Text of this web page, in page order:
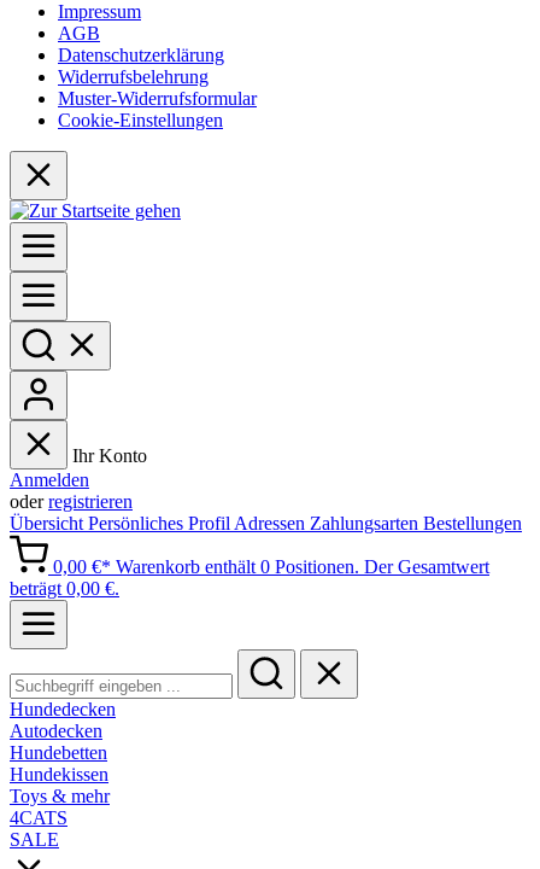
Impressum
AGB
Datenschutzerklärung
Widerrufsbelehrung
Muster-Widerrufsformular
Cookie-Einstellungen
Ihr Konto
Anmelden
oderregistrieren
Übersicht Persönliches Profil Adressen Zahlungsarten Bestellungen
0,00 €* Warenkorb enthält 0 Positionen. Der Gesamtwert
beträgt 0,00 €.
Hundedecken
Autodecken
Hundebetten
Hundekissen
Toys & mehr
4CATS
SALE